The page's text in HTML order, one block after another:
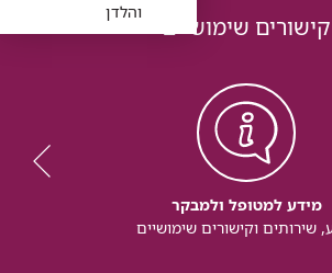
והלדן
קישורים שימושיים
מידע למטופל ולמבקר
שירותים וקישורים שימושיים